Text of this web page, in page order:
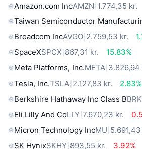
Amazon.com IncAMZN 1.774,35 kr.
Taiwan Semiconductor
Broadcom IncAVGO 2.759,53 kr.
SpaceXSPCX 867,31 kr.
15.83%
Meta Platforms, Inc.META 3.826,94
Tesla, Inc.TSLA 2.127,83 kr.
2.83%
Berkshire Hathaway Inc Class B
Eli Lilly And CoLLY 7.670,23 kr.
Micron Technology IncMU
SK HynixSKHY 893,55 kr.
3.92%